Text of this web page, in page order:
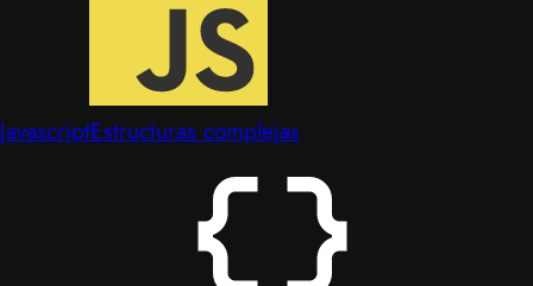
JavascriptEstructuras complejas